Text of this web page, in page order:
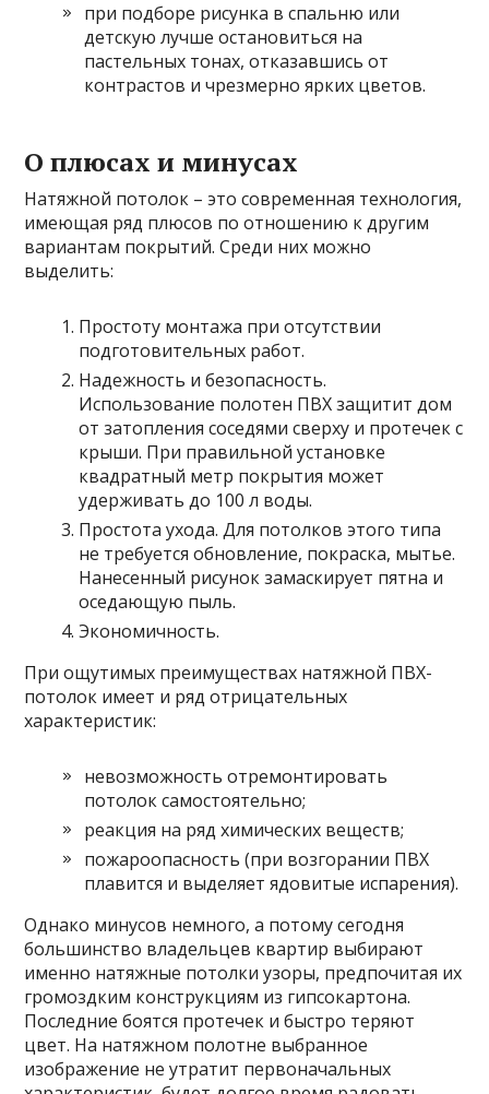
при подборе рисунка в спальню или
детскую лучше остановиться на
пастельных тонах, отказавшись от
контрастов и чрезмерно ярких цветов.
О плюсах и минусах
Натяжной потолок – это современная технология,
имеющая ряд плюсов по отношению к другим
вариантам покрытий. Среди них можно
выделить:
Простоту монтажа при отсутствии
подготовительных работ.
Надежность и безопасность.
Использование полотен ПВХ защитит дом
от затопления соседями сверху и протечек с
крыши. При правильной установке
квадратный метр покрытия может
удерживать до 100 л воды.
Простота ухода. Для потолков этого типа
не требуется обновление, покраска, мытье.
Нанесенный рисунок замаскирует пятна и
оседающую пыль.
Экономичность.
При ощутимых преимуществах натяжной ПВХ-
потолок имеет и ряд отрицательных
характеристик:
невозможность отремонтировать
потолок самостоятельно;
реакция на ряд химических веществ;
пожароопасность (при возгорании ПВХ
плавится и выделяет ядовитые испарения).
Однако минусов немного, а потому сегодня
большинство владельцев квартир выбирают
именно натяжные потолки узоры, предпочитая их
громоздким конструкциям из гипсокартона.
Последние боятся протечек и быстро теряют
цвет. На натяжном полотне выбранное
изображение не утратит первоначальных